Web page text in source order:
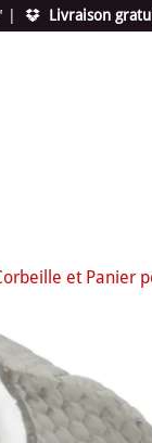
Livraison
et Panier